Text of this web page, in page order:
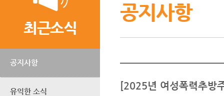
최근소식
공지사항
유익한 소식
공지사항
[2025년 여성폭력추방